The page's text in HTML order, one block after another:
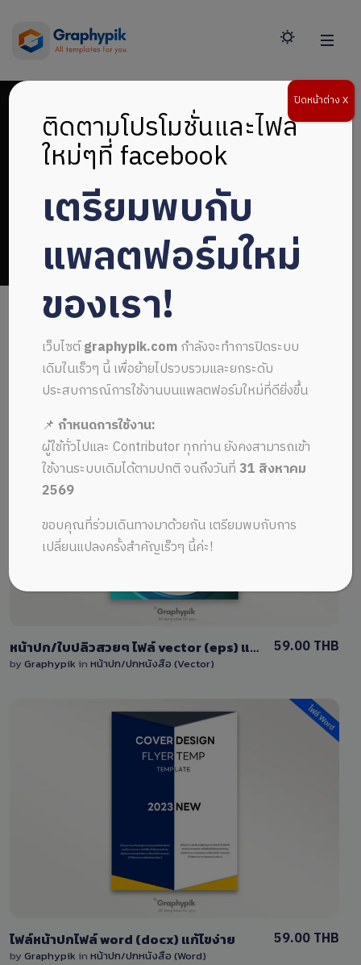
ดาวน์โหลดไฟล์
ALL MUSIC FROM ดาวน์โหลดไฟล์
1 Sale
หน้าปก/ใบปลิวสวยๆ ไฟล์ vector (eps) แก้ไขได้
by Graphypik in หน้าปก/ปกหนังสือ (Vector)
59.00 THB
ไฟล์หน้าปกไฟล์ word (docx) แก้ไขง่าย
by Graphypik in หน้าปก/ปกหนังสือ (Word)
59.00 THB
ติดตามโปรโมชั่นและไฟล์
ใหม่ๆที่ facebook
เตรียมพบกับ
แพลตฟอร์มใหม่
ของเรา!
เว็บไซต์graphypik.comกำลังจะทำการปิดระบบ
เดิมในเร็วๆ นี้ เพื่อย้ายไปรวบรวมและยกระดับ
ประสบการณ์การใช้งานบนแพลตฟอร์มใหม่ที่ดียิ่งขึ้น
📌กำหนดการใช้งาน:
ผู้ใช้ทั่วไปและ Contributor ทุกท่าน ยังคงสามารถเข้า
ใช้งานระบบเดิมได้ตามปกติ จนถึงวันที่ 31 สิงหาคม
2569
ขอบคุณที่ร่วมเดินทางมาด้วยกัน เตรียมพบกับการ
เปลี่ยนแปลงครั้งสำคัญเร็วๆ นี้ค่ะ!
ปิดหน้าต่าง X